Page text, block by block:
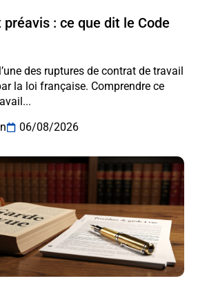
: ce que dit le Code
des ruptures de contrat de travail
la loi française. Comprendre ce
06/08/2026